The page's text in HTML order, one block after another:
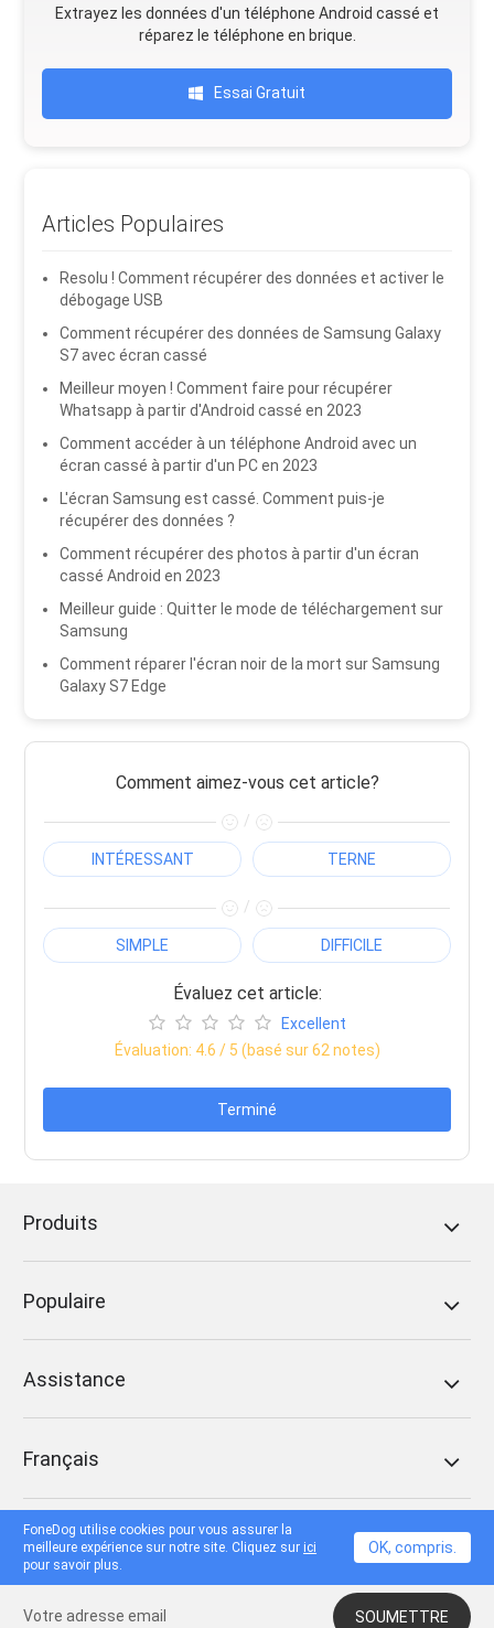
Extrayez les données d'un téléphone Android cassé et
réparez le téléphone en brique.
Essai Gratuit
Articles Populaires
Resolu ! Comment récupérer des données et activer le
débogage USB
Comment récupérer des données de Samsung Galaxy
S7 avec écran cassé
Meilleur moyen ! Comment faire pour récupérer
Whatsapp à partir d'Android cassé en 2023
Comment accéder à un téléphone Android avec un
écran cassé à partir d'un PC en 2023
L'écran Samsung est cassé. Comment puis-je
récupérer des données ?
Comment récupérer des photos à partir d'un écran
cassé Android en 2023
Meilleur guide : Quitter le mode de téléchargement sur
Samsung
Comment réparer l'écran noir de la mort sur Samsung
Galaxy S7 Edge
Comment aimez-vous cet article?
/
INTÉRESSANT TERNE
/
SIMPLE DIFFICILE
Évaluez cet article:
Excellent
Évaluation: 4.6 / 5 (basé sur62 notes)
Terminé
Produits
Populaire
Assistance
Français
Recevez notre Newsletter
SOUMETTRE
FoneDog utilise cookies pour vous assurer la
meilleure expérience sur notre site. Cliquez sur ici
pour savoir plus.
OK, compris.